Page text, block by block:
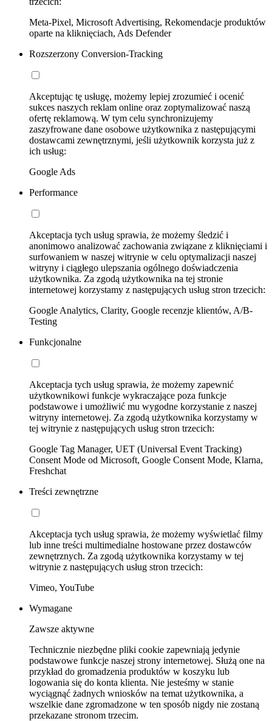
Meta-Pixel, Microsoft Advertising, Rekomendacje produktów
oparte na kliknięciach, Ads Defender
Rozszerzony Conversion-Tracking
Akceptując tę usługę, możemy lepiej zrozumieć i ocenić
sukces naszych reklam online oraz zoptymalizować naszą
ofertę reklamową. W tym celu synchronizujemy
zaszyfrowane dane osobowe użytkownika z następującymi
dostawcami zewnętrznymi, jeśli użytkownik korzysta już z
ich usług:
Google Ads
Performance
Akceptacja tych usług sprawia, że możemy śledzić i
anonimowo analizować zachowania związane z kliknięciami i
surfowaniem w naszej witrynie w celu optymalizacji naszej
witryny i ciągłego ulepszania ogólnego doświadczenia
użytkownika. Za zgodą użytkownika na tej stronie
internetowej korzystamy z następujących usług stron trzecich:
Google Analytics, Clarity, Google recenzje klientów, A/B-
Testing
Funkcjonalne
Akceptacja tych usług sprawia, że możemy zapewnić
użytkownikowi funkcje wykraczające poza funkcje
podstawowe i umożliwić mu wygodne korzystanie z naszej
witryny internetowej. Za zgodą użytkownika korzystamy w
tej witrynie z następujących usług stron trzecich:
Google Tag Manager, UET (Universal Event Tracking)
Consent Mode od Microsoft, Google Consent Mode, Klarna,
Freshchat
Treści zewnętrzne
Akceptacja tych usług sprawia, że możemy wyświetlać filmy
lub inne treści multimedialne hostowane przez dostawców
zewnętrznych. Za zgodą użytkownika korzystamy w tej
witrynie z następujących usług stron trzecich:
Vimeo, YouTube
Wymagane
Zawsze aktywne
Technicznie niezbędne pliki cookie zapewniają jedynie
podstawowe funkcje naszej strony internetowej. Służą one na
przykład do gromadzenia produktów w koszyku lub
logowania się do konta klienta. Nie jesteśmy w stanie
wyciągnąć żadnych wniosków na temat użytkownika, a
wszelkie dane zgromadzone w ten sposób nigdy nie zostaną
przekazane stronom trzecim.